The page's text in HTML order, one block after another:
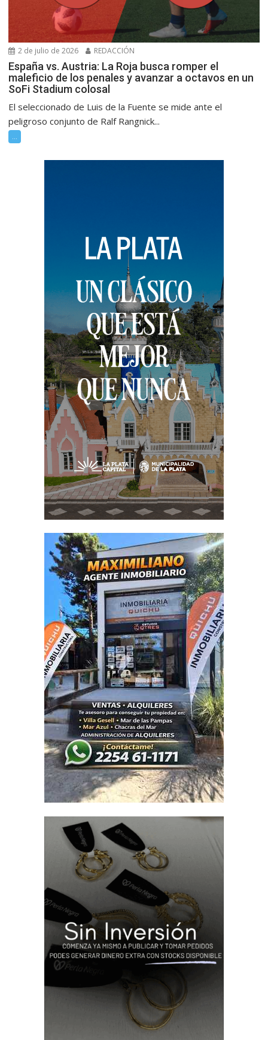
2 de julio de 2026 REDACCIÓN
España vs. Austria: La Roja busca romper el
maleficio de los penales y avanzar a octavos en un
SoFi Stadium colosal
El seleccionado de Luis de la Fuente se mide ante el
peligroso conjunto de Ralf Rangnick...